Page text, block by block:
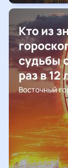
Кто из
судьбы
раз в 12
Восточный